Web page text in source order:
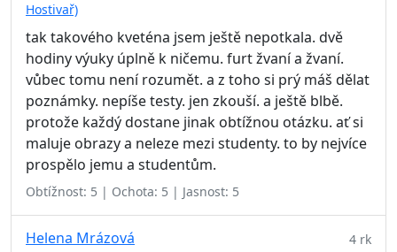
Hostivař)
tak takového kveténa jsem ještě nepotkala. dvě
hodiny výuky úplně k ničemu. furt žvaní a žvaní.
vůbec tomu není rozumět. a z toho si prý máš dělat
poznámky. nepíše testy. jen zkouší. a ještě blbě.
protože každý dostane jinak obtížnou otázku. ať si
maluje obrazy a neleze mezi studenty. to by nejvíce
prospělo jemu a studentům.
Obtížnost: 5 | Ochota: 5 | Jasnost: 5
Helena Mrázová 4 rk